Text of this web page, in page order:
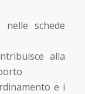
schede
alla
e i